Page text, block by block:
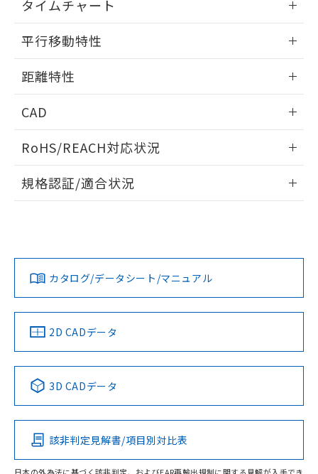
タイムチャート
平行移動特性
距離特性
受光出力-距離特性
CAD
ドすることができます。
ログイン/会員登録
ダウンロードデータをご利用いただく前に、以下を必ずお読
みください。
ソフトウェアの使用条件
RoHS/REACH対応状況
EU RoHS 注意事項・凡例
対応済み
中国 RoHS 注意事項・凡例
Pb Hg Cd Cr(VI)
O
規格認証/適合状況
LR型式承認
（イギリス
船舶規格）
DNV型式承認
（ノルウェー
BV型式承認
（フランス
KR型式
（韓国
No No No No
この製品の規格認証/適合状況ページへ
その他の認証はこちらのページからご検索ください
カタログ/データシート/マニュアル
2D CADデータ
3D CADデータ
該非判定見解書/項目別対比表
引・商談に必要な範囲で利用すること
をご了承ください。
※当社の共同利用者とは、
の共同利用に関して"
51物質の非含有証明書（当社基準）
※本証明書は発行日時点で非含有を証明す
るもので、過去に遡って非含有を証明する
ものではありません。
欄に対応日を記載しておりました。
既に当社にて対応品への在庫切替を完了
していることから、特段のことがない限
り、2022年1月12日より割愛しておりま
合意する